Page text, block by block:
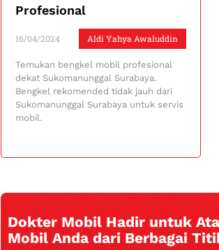
Profesional
Aldi Yahya Awaluddin
16/04/2024
Temukan bengkel mobil profesional
dekat Sukomanunggal Surabaya.
Bengkel rekomended tidak jauh dari
Sukomanunggal Surabaya untuk servis
mobil.
Dokter Mobil Hadir untuk
Mobil Anda dari Berbagai